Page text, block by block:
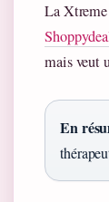
La
mais veut
En